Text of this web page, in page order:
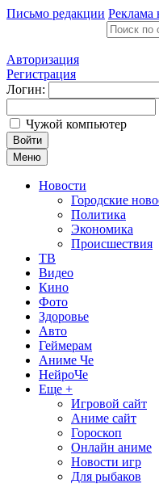
Письмо редакции Реклама
Авторизация
Регистрация
Логин:
Чужой компьютер
Войти
Меню
Новости
Городские
Политика
Экономика
Происшествия
ТВ
Видео
Кино
Фото
Здоровье
Авто
Геймерам
Аниме Че
НейроЧе
Еще +
Игровой сайт
Аниме сайт
Гороскоп
Онлайн аниме
Новости игр
Для рыбаков